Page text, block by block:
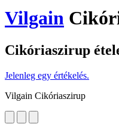
Vilgain
Cikóriaszirup
Jelenleg egy értékelés.
Vilgain Cikóriaszirup